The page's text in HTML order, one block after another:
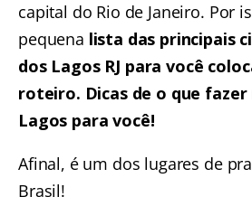
capital do Rio de Janeiro. Por
pequena lista das principais
dos Lagos RJ para você
roteiro. Dicas de o que fazer
Lagos para você!
Afinal, é um dos lugares de
Brasil!